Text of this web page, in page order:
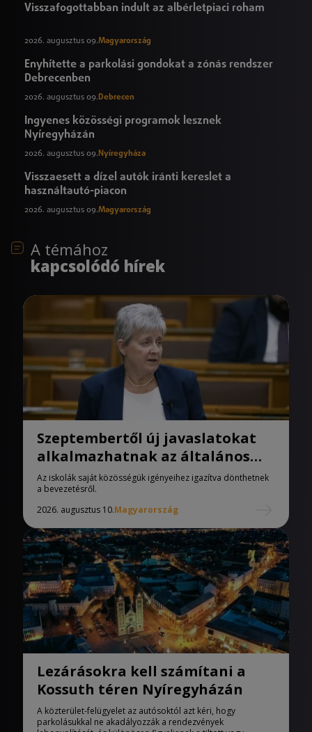
Visszafogottabban indult az albérletpiaci roham
2026. augusztus 09.Magyarország
Enyhítette a parkolási gondokat a zónás rendszer
Debrecenben
2026. augusztus 09.Debrecen
Ingyenes közösségi programok lesznek
Nyíregyházán
2026. augusztus 09. Nyíregyháza
Visszaesett a dízel autók iránti kereslet a
használtautó-piacon
2026. augusztus 09.Magyarország
A témához
kapcsolódó hírek
Szeptembertől új javaslatokat
alkalmazhatnak az általános
iskolák
Az iskolák saját közösségük igényeihez igazítva dönthetnek
a bevezetésről.
2026. augusztus 10.Magyarország
Lezárásokra kell számítani a
Kossuth téren Nyíregyházán
A közterület-felügyelet az autósoktól azt kéri, hogy
parkolásukkal ne akadályozzák a rendezvények